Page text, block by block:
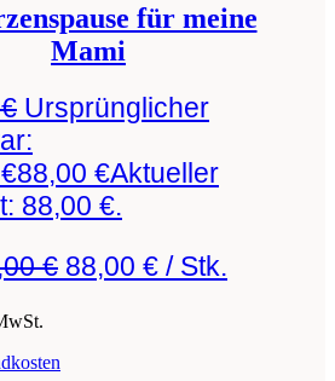
für meine
Mami
€ Ursprünglicher
88,00 €Aktueller
88,00 €.
€ 88,00 € / Stk.